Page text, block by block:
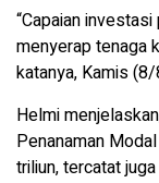
“Capaian
menyerap tenaga
katanya, Kamis
Helmi
Penanaman
triliun, tercatat